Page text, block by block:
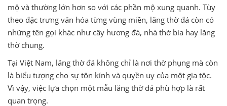
mộ và thường lớn hơn so với các phần mộ xung quanh. Tùy
theo đặc trưng văn hóa từng vùng miền, lăng thờ đá còn có
những tên gọi khác như cây hương đá, nhà thờ bia hay lăng
thờ chung.
Tại Việt Nam, lăng thờ đá không chỉ là nơi thờ phụng mà còn
là biểu tượng cho sự tôn kính và quyền uy của một gia tộc.
Vì vậy, việc lựa chọn một mẫu lăng thờ đá phù hợp là rất
quan trọng.